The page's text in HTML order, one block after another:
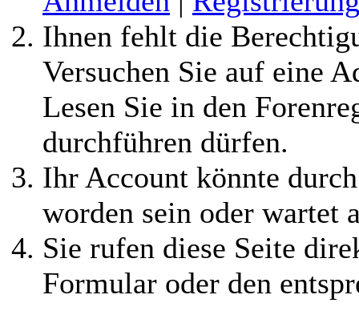
Ihnen fehlt die
Versuchen Sie auf eine
Lesen Sie in den
durchführen dürfen.
Ihr Account könnte
worden sein oder wartet
Sie rufen diese Seite
Formular oder den